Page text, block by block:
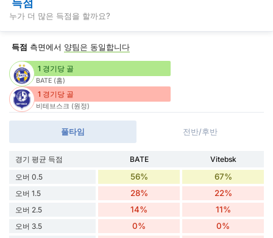
득점
누가 더 많은 득점을 할까요?
득점 측면에서 양팀은 동일합니다
1 경기당 골
BATE (홈)
1 경기당 골
비테브스크 (원정)
풀타임 전반/후반
경기 평균 득점 BATE
Vitebsk
오버 0.5
56% 67%
오버 1.5 28% 22%
오버 2.5 14% 11%
오버 3.5 0%
0%